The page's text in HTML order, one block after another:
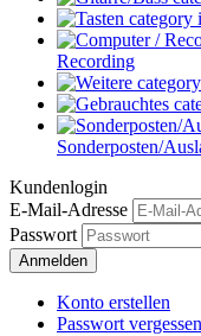
Recording
Sonderposten/
Kundenlogin
E-Mail-Adresse
Passwort
Anmelden
Konto erstellen
Passwort